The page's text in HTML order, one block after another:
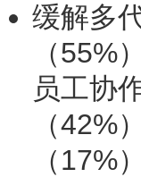
缓解多
（55%
员工协
（42%
（17%